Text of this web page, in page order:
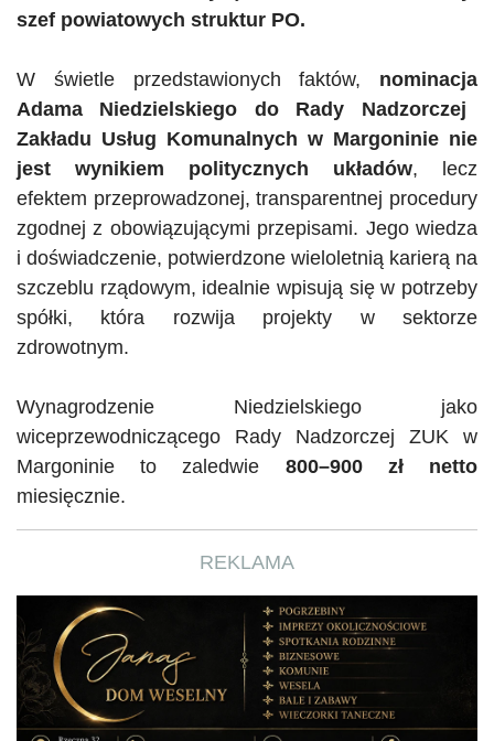
szef powiatowych struktur PO.
W świetle przedstawionych faktów, nominacja
Adama Niedzielskiego do Rady Nadzorczej
Zakładu Usług Komunalnych w Margoninie nie
jest wynikiem politycznych układów, lecz
efektem przeprowadzonej, transparentnej procedury
zgodnej z obowiązującymi przepisami. Jego wiedza
i doświadczenie, potwierdzone wieloletnią karierą na
szczeblu rządowym, idealnie wpisują się w potrzeby
spółki, która rozwija projekty w sektorze
zdrowotnym.
Wynagrodzenie Niedzielskiego jako
wiceprzewodniczącego Rady Nadzorczej ZUK w
Margoninie to zaledwie 800–900 zł netto
miesięcznie.
REKLAMA